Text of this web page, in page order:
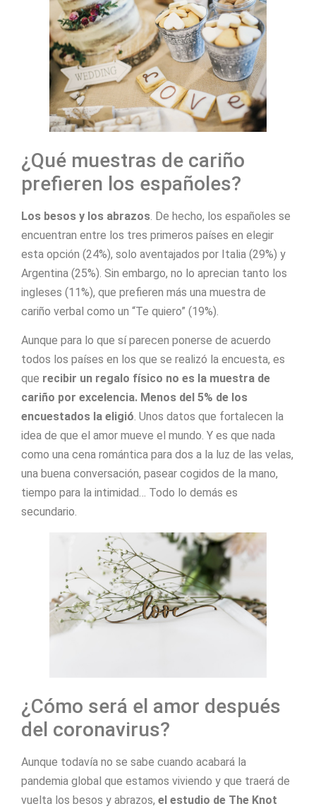
¿Qué muestras de cariño
prefieren los españoles?
Los besos y los abrazos. De hecho, los españoles se
encuentran entre los tres primeros países en elegir
esta opción (24%), solo aventajados por Italia (29%) y
Argentina (25%). Sin embargo, no lo aprecian tanto los
ingleses (11%), que prefieren más una muestra de
cariño verbal como un “Te quiero” (19%).
Aunque para lo que sí parecen ponerse de acuerdo
todos los países en los que se realizó la encuesta, es
que recibir un regalo físico no es la muestra de
cariño por excelencia. Menos del 5% de los
encuestados la eligió. Unos datos que fortalecen la
idea de que el amor mueve el mundo. Y es que nada
como una cena romántica para dos a la luz de las velas,
una buena conversación, pasear cogidos de la mano,
tiempo para la intimidad… Todo lo demás es
secundario.
¿Cómo será el amor después
del coronavirus?
Aunque todavía no se sabe cuando acabará la
pandemia global que estamos viviendo y que traerá de
vuelta los besos y abrazos, el estudio de The Knot